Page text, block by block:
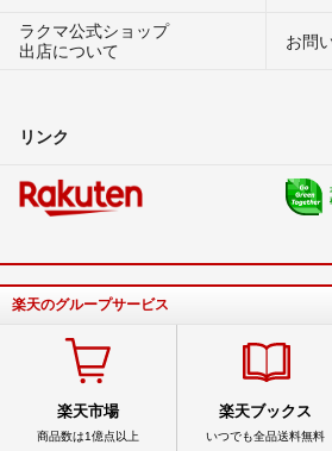
ラクマ公式ショップ
出店について
お問
リンク
楽天のグループサービス
楽天市場
商品数は1億点以上
楽天ブックス
いつでも全品送料無料